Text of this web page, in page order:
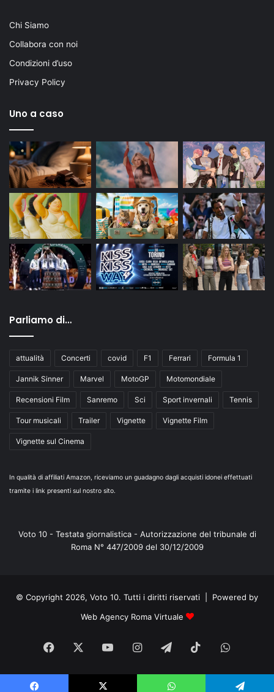
Chi Siamo
Collabora con noi
Condizioni d’uso
Privacy Policy
Uno a caso
Parliamo di…
attualità Concerti covid F1 Ferrari Formula 1
Jannik Sinner Marvel MotoGP Motomondiale
Recensioni Film Sanremo Sci Sport invernali Tennis
Tour musicali Trailer Vignette Vignette Film
Vignette sul Cinema
In qualità di affiliati Amazon, riceviamo un guadagno dagli acquisti idonei effettuati
tramite i link presenti sul nostro sito.
Voto 10 - Testata giornalistica - Autorizzazione del tribunale di
Roma N° 447/2009 del 30/12/2009
© Copyright 2026, Voto 10. Tutti i diritti riservati | Powered by
Web Agency Roma Virtuale
Facebook You
Tube
Instagram
TelegramTikTok